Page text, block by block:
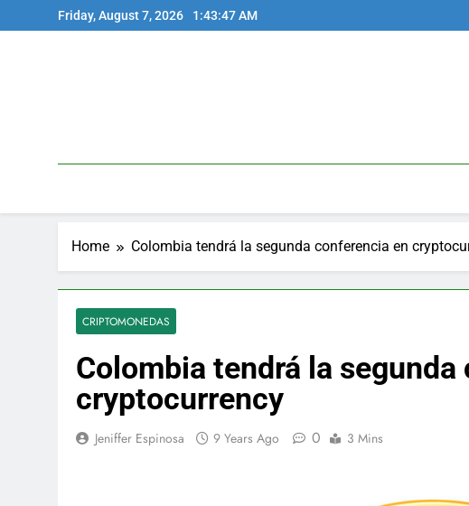
to
Friday, August 7, 2026 1:43:47 AM
Home Colombia tendrá la segunda conferencia en
CRIPTOMONEDAS
Colombia tendrá la
cryptocurrency
Jeniffer Espinosa 9 Years Ago 0 3 Mins